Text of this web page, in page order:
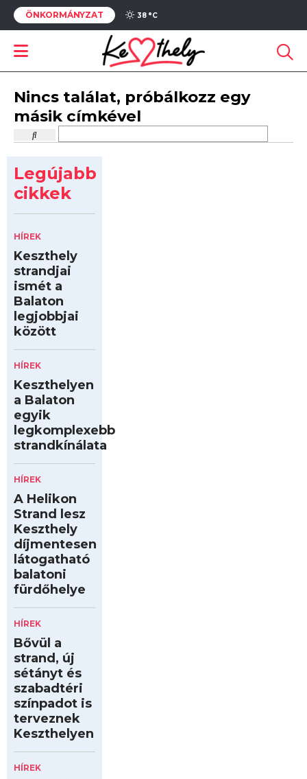
ÖNKORMÁNYZAT 38 °C
Nincs találat, próbálkozz egy
másik címkével
Legújabb
cikkek
HÍREK
Keszthely
strandjai
ismét a
Balaton
legjobbjai
között
HÍREK
Keszthelyen
a Balaton
egyik
legkomplexebb
strandkínálata
HÍREK
A Helikon
Strand lesz
Keszthely
díjmentesen
látogatható
balatoni
fürdőhelye
HÍREK
Bővül a
strand, új
sétányt és
szabadtéri
színpadot is
terveznek
Keszthelyen
HÍREK